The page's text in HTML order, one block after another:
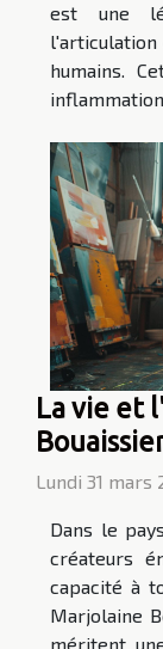
est une
l'articulation
humains.
La vie et
Lundi 31 mars
Dans le
créateurs
capacité à
Marjolaine
méritent